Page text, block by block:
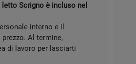
Scrigno è incluso nel
interno e il
Al termine,
di lavoro per lasciarti